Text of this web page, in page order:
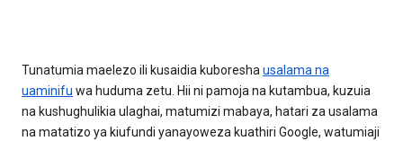
Tunatumia maelezo ili kusaidia kuboresha usalama na
uaminifu wa huduma zetu. Hii ni pamoja na kutambua, kuzuia
na kushughulikia ulaghai, matumizi mabaya, hatari za usalama
na matatizo ya kiufundi yanayoweza kuathiri Google, watumiaji